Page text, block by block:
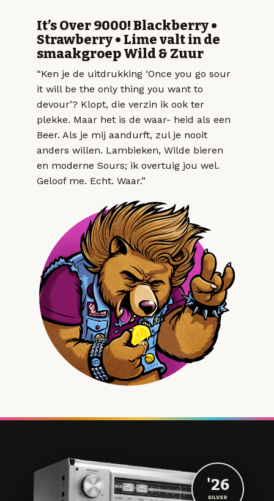
It’s Over 9000! Blackberry •
Strawberry • Lime valt in de
smaakgroep Wild & Zuur
“Ken je de uitdrukking ‘Once you go sour
it will be the only thing you want to
devour’? Klopt, die verzin ik ook ter
plekke. Maar het is de waar- heid als een
Beer. Als je mij aandurft, zul je nooit
anders willen. Lambieken, Wilde bieren
en moderne Sours; ik overtuig jou wel.
Geloof me. Echt. Waar.”
'26
SILVER